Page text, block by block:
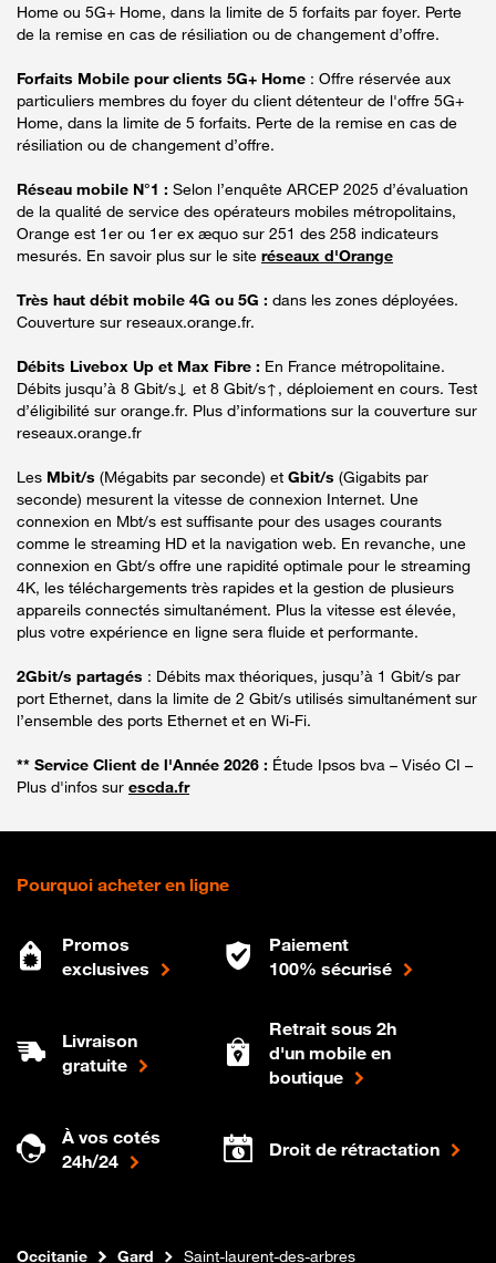
Home ou 5G+ Home, dans la limite de 5 forfaits par foyer. Perte
de la remise en cas de résiliation ou de changement d’offre.
Forfaits Mobile pour clients 5G+ Home : Offre réservée aux
particuliers membres du foyer du client détenteur de l'offre 5G+
Home, dans la limite de 5 forfaits. Perte de la remise en cas de
résiliation ou de changement d’offre.
Réseau mobile N°1 : Selon l’enquête ARCEP 2025 d’évaluation
de la qualité de service des opérateurs mobiles métropolitains,
Orange est 1er ou 1er ex æquo sur 251 des 258 indicateurs
mesurés. En savoir plus sur le site réseaux d'Orange
Très haut débit mobile 4G ou 5G : dans les zones déployées.
Couverture sur reseaux.orange.fr.
Débits Livebox Up et Max Fibre : En France métropolitaine.
Débits jusqu’à 8 Gbit/s↓ et 8 Gbit/s↑, déploiement en cours. Test
d’éligibilité sur orange.fr. Plus d’informations sur la couverture sur
reseaux.orange.fr
Les Mbit/s (Mégabits par seconde) et Gbit/s (Gigabits par
seconde) mesurent la vitesse de connexion Internet. Une
connexion en Mbt/s est suffisante pour des usages courants
comme le streaming HD et la navigation web. En revanche, une
connexion en Gbt/s offre une rapidité optimale pour le streaming
4K, les téléchargements très rapides et la gestion de plusieurs
appareils connectés simultanément. Plus la vitesse est élevée,
plus votre expérience en ligne sera fluide et performante.
2Gbit/s partagés : Débits max théoriques, jusqu’à 1 Gbit/s par
port Ethernet, dans la limite de 2 Gbit/s utilisés simultanément sur
l’ensemble des ports Ethernet et en Wi-Fi.
** Service Client de l'Année 2026 : Étude Ipsos bva – Viséo CI –
Plus d'infos sur escda.fr
Pourquoi acheter en ligne
Promos
exclusives
Paiement
100% sécurisé
Livraison
gratuite
Retrait sous 2h
d'un mobile en
boutique
À vos cotés
24h/24
Droit de rétractation
Boutique Orange
Internet fibre
Occitanie Gard Saint-laurent-des-arbres